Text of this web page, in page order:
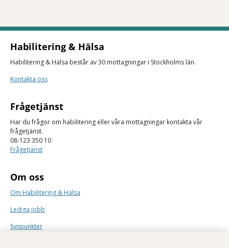
Habilitering & Hälsa
Habilitering & Hälsa består av 30 mottagningar i Stockholms län.
Kontakta oss
Frågetjänst
Har du frågor om habilitering eller våra mottagningar kontakta vår
frågetjänst.
08-123 350 10
Frågetjänst
Om oss
Om Habilitering & Hälsa
Lediga jobb
Synpunkter